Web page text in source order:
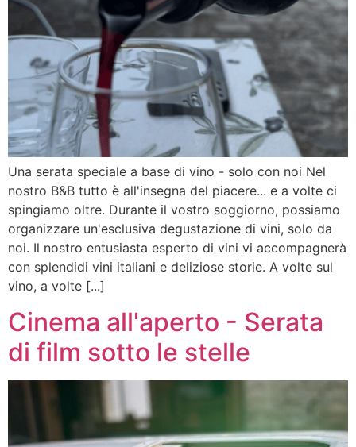
Una serata speciale a base di vino - solo con noi Nel
nostro B&B tutto è all'insegna del piacere... e a volte ci
spingiamo oltre. Durante il vostro soggiorno, possiamo
organizzare un'esclusiva degustazione di vini, solo da
noi. Il nostro entusiasta esperto di vini vi accompagnerà
con splendidi vini italiani e deliziose storie. A volte sul
vino, a volte [...]
Cinema all'aperto - Serata
di film sotto le stelle